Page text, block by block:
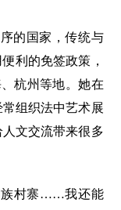
的国家，传统与
利的免签政策，
杭州等地。她在
组织法中艺术展
文交流带来很多
村寨……我还能